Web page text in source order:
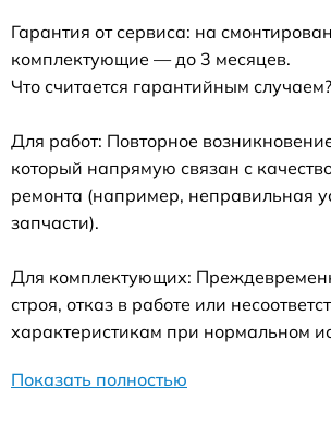
Гарантия от сервиса: на
комплектующие — до 3 месяцев.
Что считается гарантийным случаем?
Для работ: Повторное
который напрямую связан с
ремонта (например, неправильная
запчасти).
Для комплектующих:
строя, отказ в работе или
характеристикам при нормальном
Показать полностью